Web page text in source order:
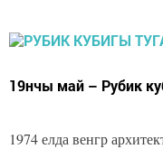
19нчы май – Рубик
1974 елда венгр